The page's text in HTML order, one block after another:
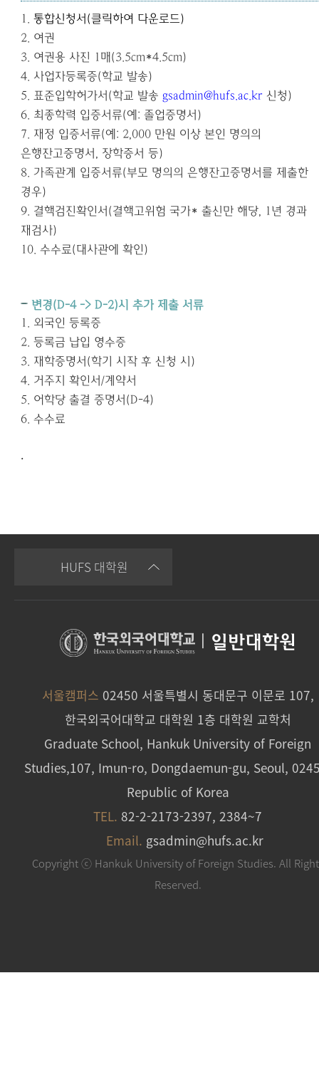
1.통합신청서 (클릭하여 다운로드)
2. 여권
3. 여권용 사진 1매(3.5cm*4.5cm)
4. 사업자등록증(학교 발송)
5.표준입학허가서 (학교 발송 gsadmin@hufs.ac.kr 신청)
6. 최종학력 입증서류(예:졸업증명서 )
7. 재정 입증서류(예: 2,000 만원 이상 본인 명의의
은행잔고증명서 , 장학증서 등)
8. 가족관계 입증서류(부모 명의의 은행잔고증명서를 제출한
경우)
9. 결핵검진확인서 (결핵고위험 국가*출신만 해당, 1년 경과
재검사)
10.수수료(대사관에 확인)
변경(D-4 -> D-2)시 추가 제출 서류
1. 외국인 등록증
2.등록금 납입 영수증
3. 재학증명서 (학기 시작 후 신청 시 )
4. 거주지 확인서/계약서
5. 어학당 출결 증명서 (D-4)
6.수수료
.
HUFS 대학원
일반대학원
서울캠퍼스 02450 서울특별시 동대문구 이문로 107,
한국외국어대학교 대학원 1층 대학원 교학처
Graduate School, Hankuk University of Foreign
Studies,107, Imun-ro, Dongdaemun-gu, Seoul,
Republic of Korea
TEL. 82-2-2173-2397, 2384~7
Email. gsadmin@hufs.ac.kr
Copyright ⓒ Hankuk University of Foreign Studies. All
Reserved.